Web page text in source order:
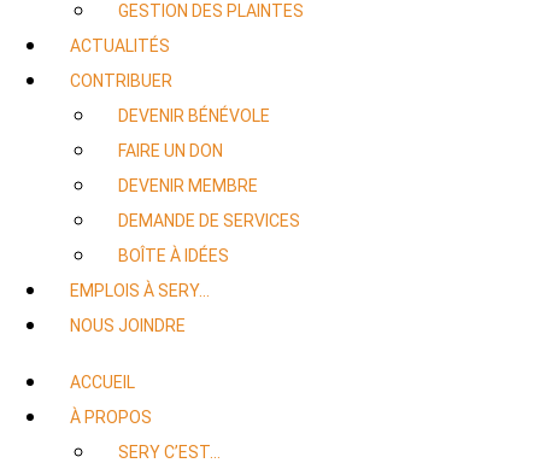
GESTION DES PLAINTES
ACTUALITÉS
CONTRIBUER
DEVENIR BÉNÉVOLE
FAIRE UN DON
DEVENIR MEMBRE
DEMANDE DE SERVICES
BOÎTE À IDÉES
EMPLOIS À SERY…
NOUS JOINDRE
ACCUEIL
À PROPOS
SERY C’EST…